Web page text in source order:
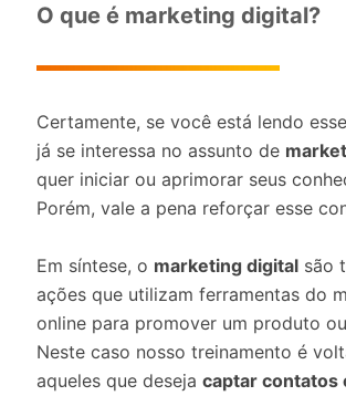
O que é marketing digital?
Certamente, se você está lendo
já se interessa no assunto de
quer iniciar ou aprimorar seus
Porém, vale a pena reforçar esse
Em síntese, o marketing digital são
ações que utilizam ferramentas do
online para promover um produto
Neste caso nosso treinamento é
aqueles que deseja captar contatos